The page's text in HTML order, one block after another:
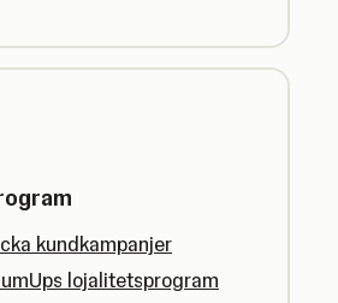
kundkampanjer
lojalitetsprogram